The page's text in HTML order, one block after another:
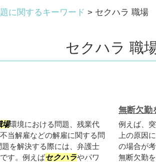
に関するキーワード > セクハラ 職場
セクハラ 職
場環境における問題、残業代
当解雇などの解雇に関する問
を解決する際には、弁護士
す。例えばセクハラやパワ
無断欠勤
例えば、
上の原因
の場合が
無断欠勤